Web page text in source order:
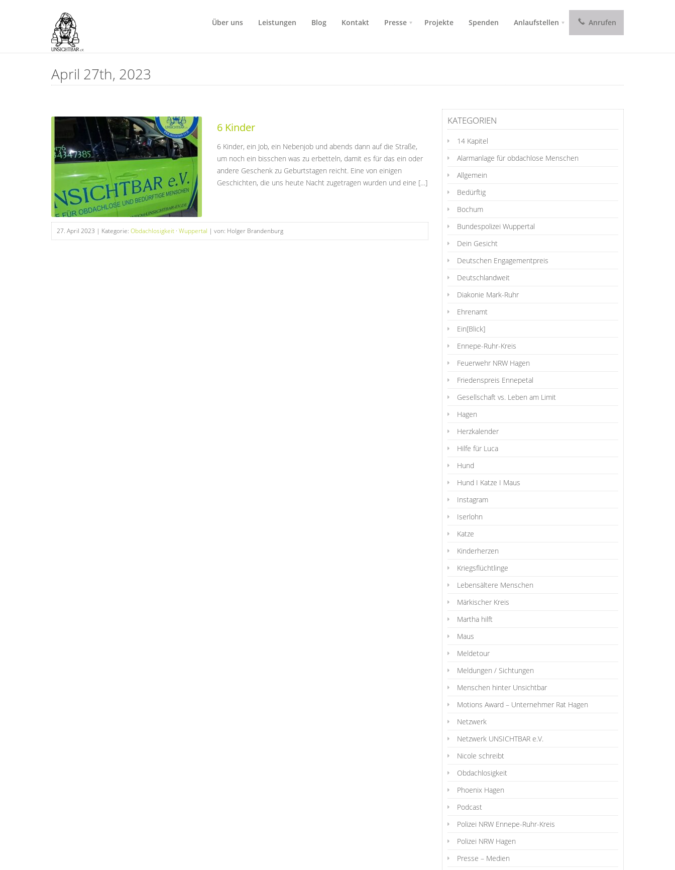
Über uns Leistungen Blog Kontakt Presse Projekte Spenden Anlaufstellen Anrufen
April 27th, 2023
6 Kinder
6 Kinder, ein Job, ein Nebenjob und abends dann auf die Straße,
um noch ein bisschen was zu erbetteln, damit es für das ein oder
andere Geschenk zu Geburtstagen reicht. Eine von einigen
Geschichten, die uns heute Nacht zugetragen wurden und eine […]
27. April 2023 | Kategorie: Obdachlosigkeit · Wuppertal | von: Holger Brandenburg
KATEGORIEN
14 Kapitel
Alarmanlage für obdachlose Menschen
Allgemein
Bedürftig
Bochum
Bundespolizei Wuppertal
Dein Gesicht
Deutschen Engagementpreis
Deutschlandweit
Diakonie Mark-Ruhr
Ehrenamt
Ein[Blick]
Ennepe-Ruhr-Kreis
Feuerwehr NRW Hagen
Friedenspreis Ennepetal
Gesellschaft vs. Leben am Limit
Hagen
Herzkalender
Hilfe für Luca
Hund
Hund I Katze I Maus
Instagram
Iserlohn
Katze
Kinderherzen
Kriegsflüchtlinge
Lebensältere Menschen
Märkischer Kreis
Martha hilft
Maus
Meldetour
Meldungen / Sichtungen
Menschen hinter Unsichtbar
Motions Award – Unternehmer Rat Hagen
Netzwerk
Netzwerk UNSICHTBAR e.V.
Nicole schreibt
Obdachlosigkeit
Phoenix Hagen
Podcast
Polizei NRW Ennepe-Ruhr-Kreis
Polizei NRW Hagen
Presse – Medien